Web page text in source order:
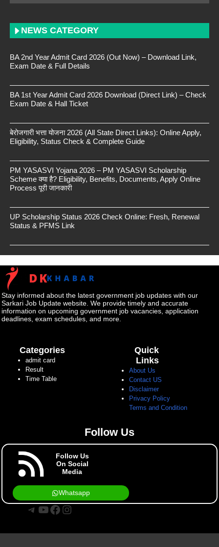
NEWS CATEGORY
BA 2nd Year Admit Card 2026 (Out Now) – Download Link,
Exam Date & Full Details
BA 1st Year Admit Card 2026 Download (Direct Link) – Check
Exam Date & Hall Ticket
बेरोजगारी भत्ता योजना 2026 (All State Direct Links): Online Apply,
Eligibility, Status Check & Complete Guide
PM YASASVI Yojana 2026 – PM YASASVI Scholarship
Scheme क्या है? Eligibility, Benefits, Documents, Apply Online
Process पूरी जानकारी
UP Scholarship Status 2026 Check Online: Fresh, Renewal
Status & PFMS Link
Stay informed about the latest government job updates with our
Sarkari Job Update website. We provide timely and accurate
information on upcoming government job vacancies, application
deadlines, exam schedules, and more.
Categories
admit card
Result
Time Table
Quick
Links
About Us
Contact US
Disclaimer
Privacy Policy
Terms and Condition
Follow Us
Follow Us
On Social
Media
Whatsapp
Telegram
YouTube
Facebook
Instagram